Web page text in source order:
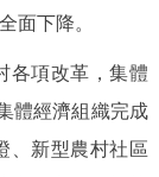
面下降。
項改革，集體
體經濟組織完成
、新型農村社區